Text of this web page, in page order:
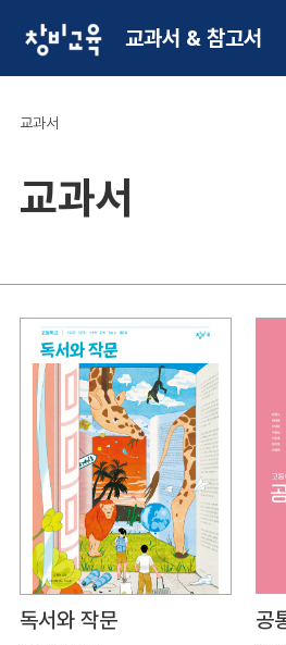
교과서 & 참고서
교과서
교과서
독서와 작문 공